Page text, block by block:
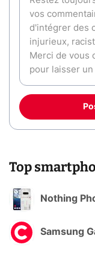
Top
Nothing
Samsung